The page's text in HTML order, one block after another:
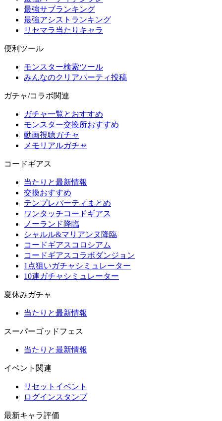
最強サブランキング
最強アシストランキング
リセマラ当たりキャラ
便利ツール
モンスター検索ツール
みんなのクリアパーティ投稿
ガチャ/コラボ関連
ガチャ一覧とおすすめ
モンスター交換所おすすめ
動画視聴ガチャ
メモリアルガチャ
コードギアス
当たりと最新情報
交換おすすめ
テンプレパーティまとめ
ワンタッチコードギアス
ノーランド降臨
シャルル&マリアンヌ降臨
コードギアスコロシアム
コードギアスコラボダンジョン
1点狙いガチャシミュレーター
10連ガチャシミュレーター
夏休みガチャ
当たりと最新情報
スーパーゴッドフェス
当たりと最新情報
イベント関連
リセットイベント
ログインスタンプ
最新キャラ評価